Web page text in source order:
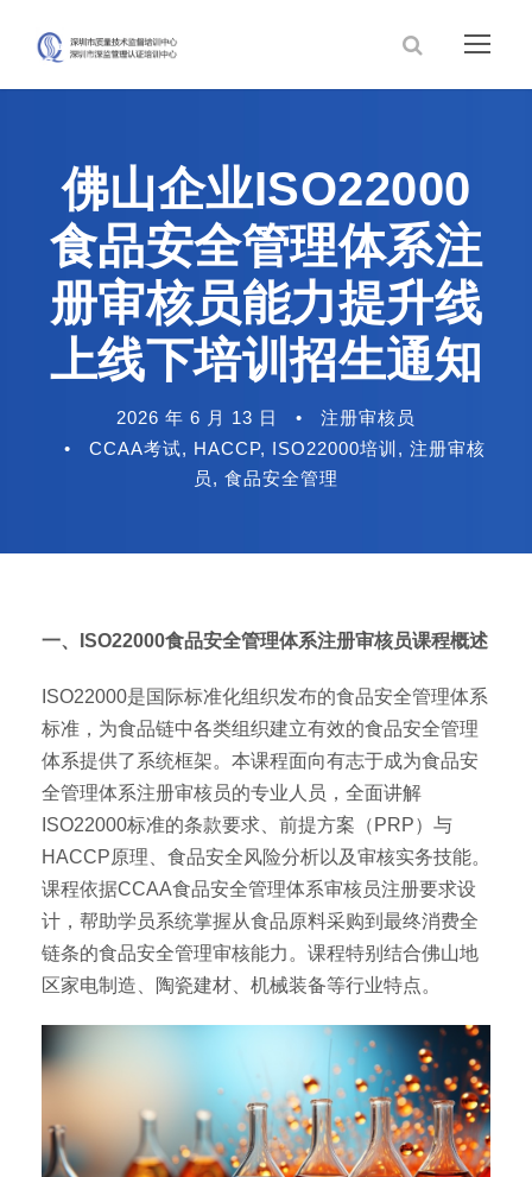
佛山企业ISO22000
食品安全管理体系注
册审核员能力提升线
上线下培训招生通知
2026 年 6 月 13 日 •
注册审核员
•
CCAA考试, HACCP, ISO22000培训 , 注册审核
员, 食品安全管理
一、ISO22000食品安全管理体系注册审核员课程概述
ISO22000是国际标准化组织发布的食品安全管理体系
标准，为食品链中各类组织建立有效的食品安全管理
体系提供了系统框架。本课程面向有志于成为食品安
全管理体系注册审核员的专业人员，全面讲解
ISO22000标准的条款要求、前提方案（PRP）与
HACCP原理、食品安全风险分析以及审核实务技能。
课程依据CCAA食品安全管理体系审核员注册要求设
计，帮助学员系统掌握从食品原料采购到最终消费全
链条的食品安全管理审核能力。课程特别结合佛山地
区家电制造、陶瓷建材、机械装备等行业特点。